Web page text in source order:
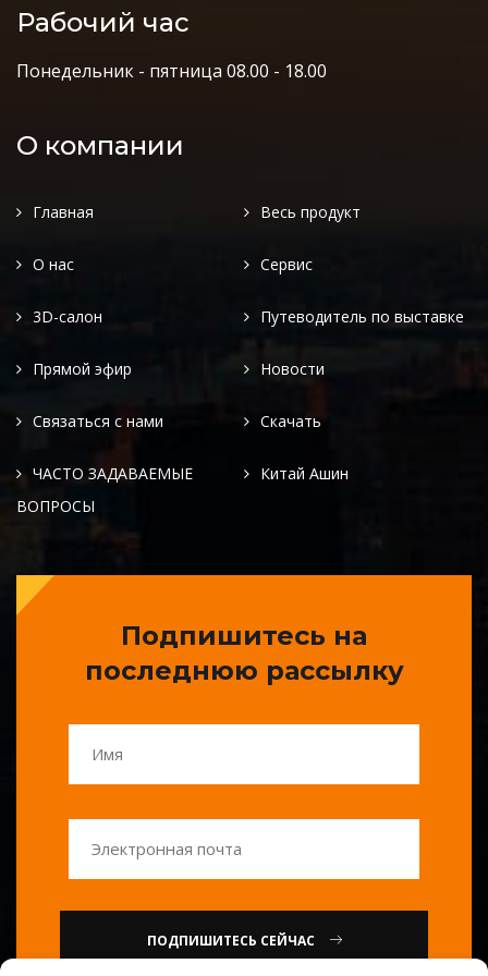
Рабочий час
Понедельник - пятница 08.00 - 18.00
О компании
Главная Весь продукт
О нас Сервис
3D-салон Путеводитель по выставке
Прямой эфир Новости
Связаться с нами Скачать
ЧАСТО ЗАДАВАЕМЫЕ
ВОПРОСЫ
Китай Ашин
Подпишитесь на
последнюю рассылку
ПОДПИШИТЕСЬ СЕЙЧАС